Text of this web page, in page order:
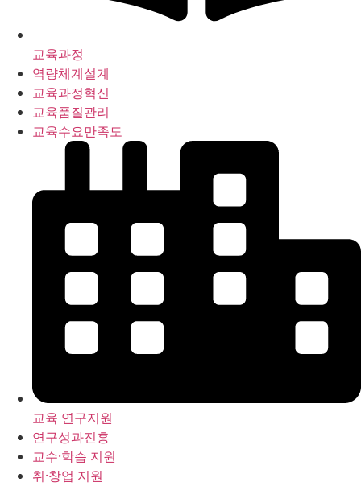
교육과정
역량체계설계
교육과정혁신
교육품질관리
교육수요만족도
교육 연구지원
연구성과진흥
교수·학습 지원
취·창업 지원